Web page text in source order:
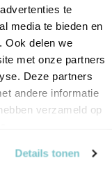
te
media te bieden en
Ook delen we
met onze partners
Deze partners
andere informatie
verzameld op
Details tonen